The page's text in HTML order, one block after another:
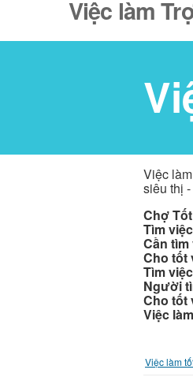
Việc làm
Việc
siêu thị
Chợ
Tìm
Cần tìm
Cho tốt
Tìm
Người
Cho tốt
Việc
Việc làm